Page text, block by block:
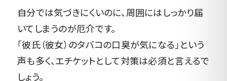
自分では気づきにくいのに、周囲にはしっかり届
いてしまうのが厄介です。
「彼氏（彼女）のタバコの口臭が気になる」という
声も多く、エチケットとして対策は必須と言えるで
しょう。